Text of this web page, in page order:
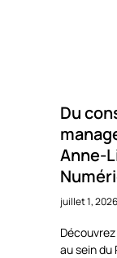
Du
Anne-
juillet 1, 2026
au sein du